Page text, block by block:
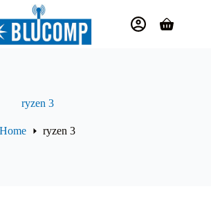
Carrello
ryzen 3
Home ryzen 3